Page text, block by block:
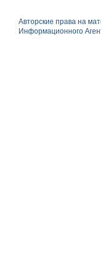
Авторские права на
Информационного